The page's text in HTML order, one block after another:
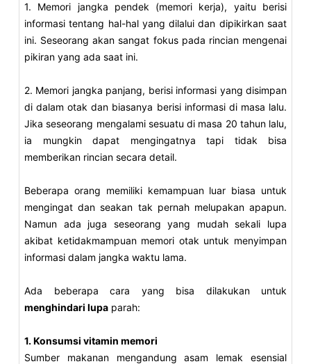
1. Memori jangka pendek (memori kerja), yaitu berisi
informasi tentang hal-hal yang dilalui dan dipikirkan saat
ini. Seseorang akan sangat fokus pada rincian mengenai
pikiran yang ada saat ini.
2. Memori jangka panjang, berisi informasi yang disimpan
di dalam otak dan biasanya berisi informasi di masa lalu.
Jika seseorang mengalami sesuatu di masa 20 tahun lalu,
ia mungkin dapat mengingatnya tapi tidak bisa
memberikan rincian secara detail.
Beberapa orang memiliki kemampuan luar biasa untuk
mengingat dan seakan tak pernah melupakan apapun.
Namun ada juga seseorang yang mudah sekali lupa
akibat ketidakmampuan memori otak untuk menyimpan
informasi dalam jangka waktu lama.
Ada beberapa cara yang bisa dilakukan untuk
menghindari lupa parah:
1. Konsumsi vitamin memori
Sumber makanan mengandung asam lemak esensial